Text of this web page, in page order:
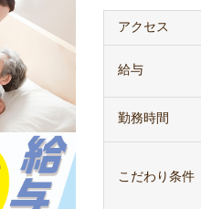
アクセス
給与
勤務時間
こだわり条件